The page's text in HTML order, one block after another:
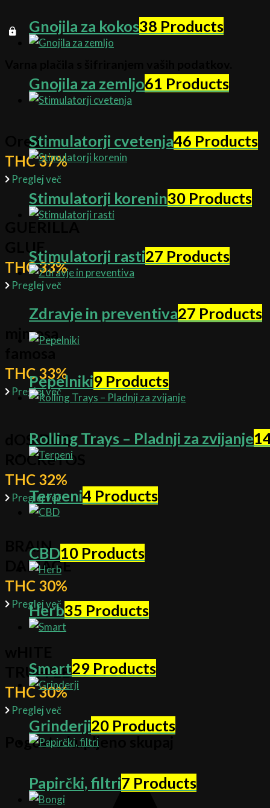
Gnojila za kokos38 Products
Gnojila za zemljo61 Products
Stimulatorji cvetenja46 Products
Stimulatorji korenin30 Products
Stimulatorji rasti27 Products
Zdravje in preventiva27 Products
Pepelniki9 Products
Rolling Trays – Pladnji za zvijanje
Terpeni4 Products
CBD10 Products
Herb35 Products
Smart29 Products
Grinderji20 Products
Papirčki, filtri7 Products
Oreoz
THC 37%
Preglej več
GLUE
THC 33%
Preglej več
mimosa
THC 33%
Preglej več
dOSIDOS
ROCKeTOS
THC 32%
Preglej več
BRAIN
DAMAGE
THC 30%
Preglej več
TRUFFLE
THC 30%
Preglej več
Pogosto kupljeno skupaj